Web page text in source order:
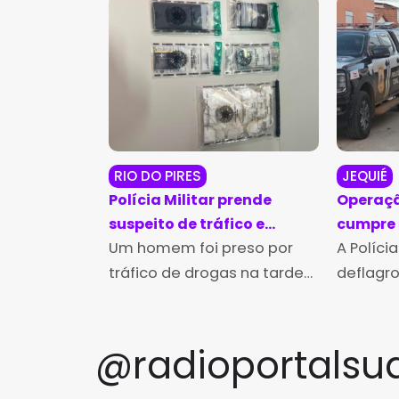
RIO DO PIRES
Polícia Militar prende
suspeito de tráfico e
apreende 190 porções de
cocaína em Rio do Pires
Um homem foi preso por
tráfico de drogas na tarde
perseguição realizada por
policiais militares da 4ª
JEQUIÉ
A
com o